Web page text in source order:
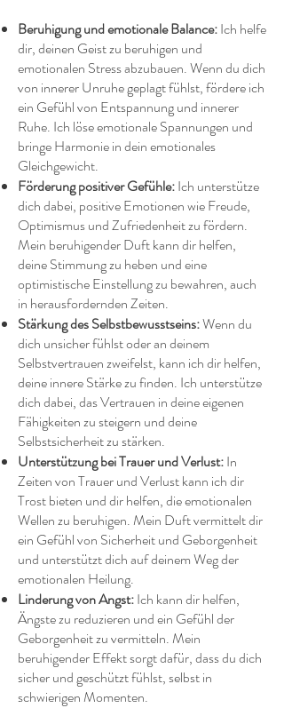
Beruhigung und emotionale Balance:Ich helfe
dir, deinen Geist zu beruhigen und
emotionalen Stress abzubauen. Wenn du dich
von innerer Unruhe geplagt fühlst, fördere ich
ein Gefühl von Entspannung und innerer
Ruhe. Ich löse emotionale Spannungen und
bringe Harmonie in dein emotionales
Gleichgewicht.
Förderung positiver Gefühle:Ich unterstütze
dich dabei, positive Emotionen wie Freude,
Optimismus und Zufriedenheit zu fördern.
Mein beruhigender Duft kann dir helfen,
deine Stimmung zu heben und eine
optimistische Einstellung zu bewahren, auch
in herausfordernden Zeiten.
Stärkung des Selbstbewusstseins:Wenn du
dich unsicher fühlst oder an deinem
Selbstvertrauen zweifelst, kann ich dir helfen,
deine innere Stärke zu finden. Ich unterstütze
dich dabei, das Vertrauen in deine eigenen
Fähigkeiten zu steigern und deine
Selbstsicherheit zu stärken.
Unterstützung bei Trauer und Verlust:In
Zeiten von Trauer und Verlust kann ich dir
Trost bieten und dir helfen, die emotionalen
Wellen zu beruhigen. Mein Duft vermittelt dir
ein Gefühl von Sicherheit und Geborgenheit
und unterstützt dich auf deinem Weg der
emotionalen Heilung.
Linderung von Angst:Ich kann dir helfen,
Ängste zu reduzieren und ein Gefühl der
Geborgenheit zu vermitteln. Mein
beruhigender Effekt sorgt dafür, dass du dich
sicher und geschützt fühlst, selbst in
schwierigen Momenten.